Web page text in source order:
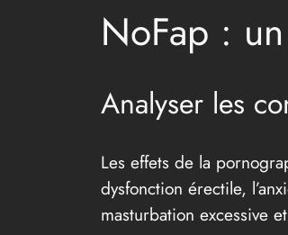
NoFap :
Analyser les
Les effets de la
dysfonction érectile,
masturbation excessive